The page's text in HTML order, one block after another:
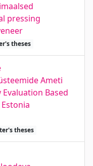
pressing
theses
Ameti
Based
theses